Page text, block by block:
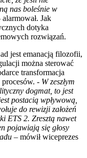
nas boleśnie w
alarmował. Jak
dotyka
rozwiązań.
jest emanacją filozofii,
można sterować
transformacja
- W zeszłym
dogmat, to jest
postacią wpływową,
do rewizji założeń
ETS 2. Zresztą nawet
pojawiają się głosy
– mówił wiceprezes